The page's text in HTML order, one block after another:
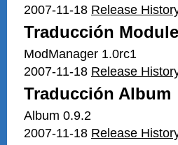
2007-11-18 Release
Traducción
ModManager 1.0rc1
2007-11-18 Release
Traducción Album
Album 0.9.2
2007-11-18 Release